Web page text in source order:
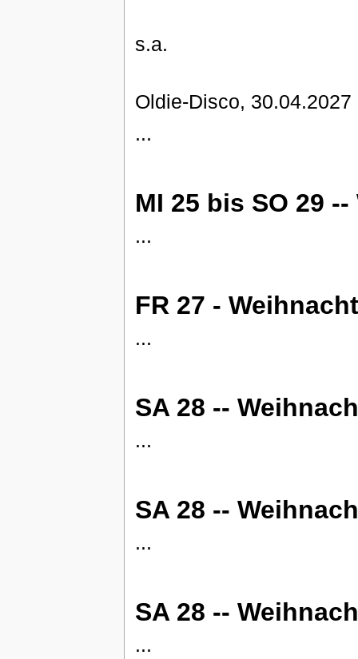
s.a.
Oldie-Disco, 30.04.2027
...
MI 25 bis SO 29
...
FR 27 -
...
SA 28 --
...
SA 28 --
...
SA 28 --
...